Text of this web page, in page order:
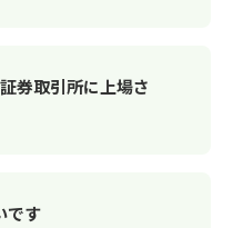
券取引所に上場さ
です